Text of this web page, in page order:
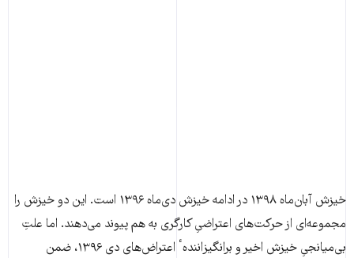
خیزش آبان‌ماه ۱۳۹۸ در ادامه خیزش دی‌ماه ۱۳۹۶ است. این دو خیزش را
مجموعه‌ای از حرکت‌های اعتراضیِ کارگری به هم پیوند می‌دهند. اما علتِ
بی‌میانجیِ خیزش اخیر و برانگیزانندهٴ اعتراض‌های دی ۱۳۹۶، ضمن